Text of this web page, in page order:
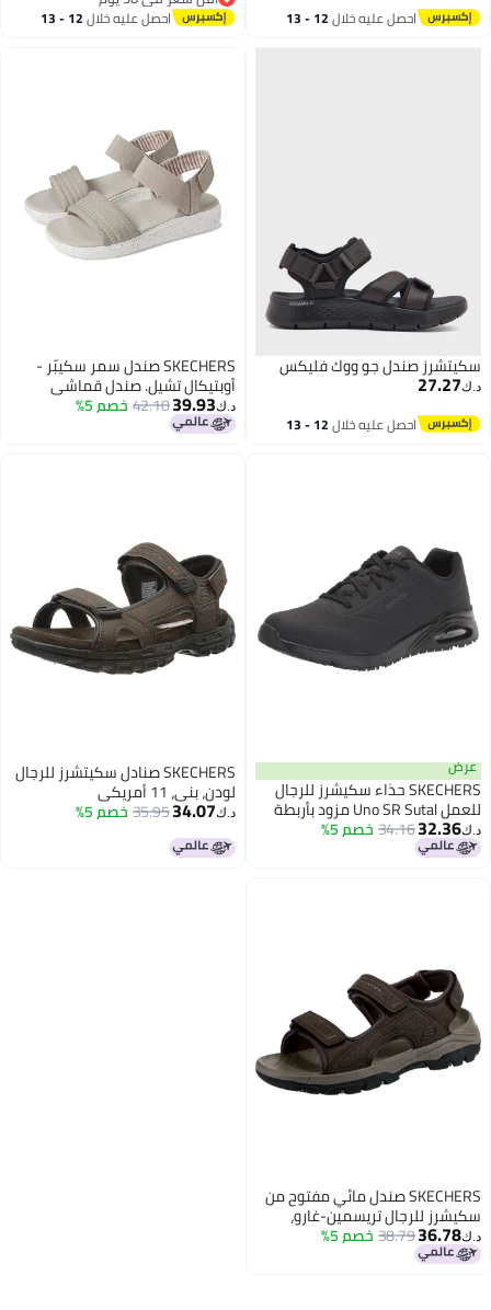
احصل عليه خلال 12 - 13 أقل سعر في 30 يوماحصل عليه خلال 12 - 13
سكيتشرز صندل جو ووك فليكس
د.ك‏27.27
احصل عليه خلال 12 - 13
SKECHERS صندل سمر سكيبّر -
أوبتيكال تشيل. صندل قماشي
مغسول نباتي مع رغوة فخمة.
د.ك‏39.93
42.10خصم 5%
عرض
SKECHERS حذاء سكيشرز للرجال
للعمل Uno SR Sutal مزود بأربطة
Skech AIR 200054 لخدمة الطعام،
أسود، 10.5
د.ك‏32.36
34.16خصم 5%
SKECHERS صنادل سكيتشرز للرجال
لودن، بني، 11 أمريكي
د.ك‏34.07
35.95خصم 5%
SKECHERS صندل مائي مفتوح من
سكيشرز للرجال تريسمين-غارو،
شوكولاتة، 9 متوسط أمريكي
د.ك‏36.78
38.79خصم 5%